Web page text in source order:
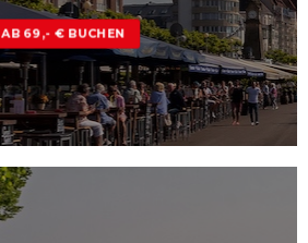
AB 69,- € BUCHEN